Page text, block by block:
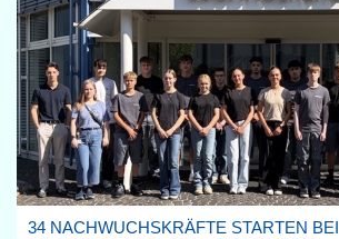
34 NACHWUCHSKRÄFTE STARTEN BEI